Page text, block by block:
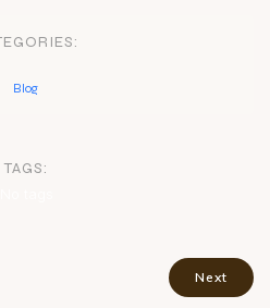
Blog
TAGS:
Next